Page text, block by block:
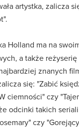
artystka, zalicza
Holland ma na
a także
znanych
się: "Zabić
ciemności" czy
odcinki takich
czy